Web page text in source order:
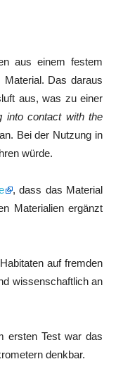
aus einem festem
Das daraus
aus, was zu einer
into contact with the
Bei der Nutzung in
würde.
, dass das Material
Materialien ergänzt
auf fremden
wissenschaftlich an
ersten Test war das
denkbar.